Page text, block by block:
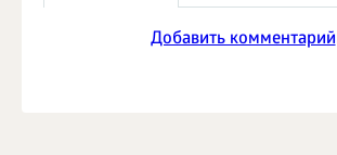
Добавить комментарий